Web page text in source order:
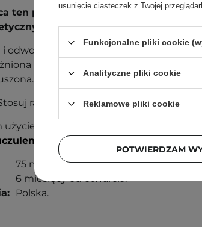
ten produkt dla następujących
odwodniona,
po kuracjach i zabiegach
.
rano i wieczorem na skórę twarzy i
użyciem wykonaj próbę uczuleniową.
, aby dowiedzieć się więcej.
75 ml
6 miesięcy od otwarcia.
Polska.
usunięcie ciasteczek z Twojej
Funkcjonalne pliki cookie
Analityczne pliki cookie
Reklamowe pliki cookie
POTWIERDZAM